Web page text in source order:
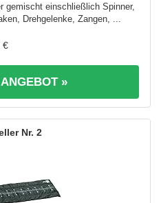
gemischt einschließlich Spinner,
Drehgelenke, Zangen, ...
€
»
2